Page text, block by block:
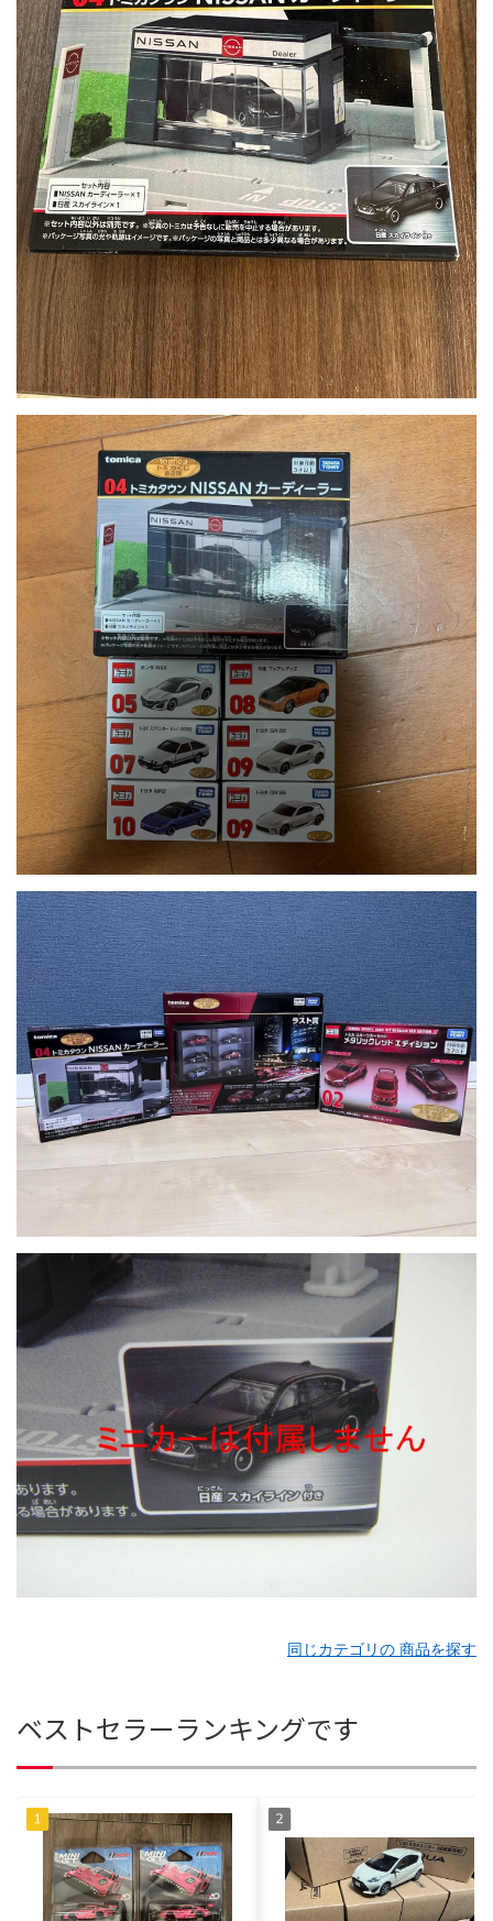
同じカテゴリの 商品を探す
ベストセラーランキングです